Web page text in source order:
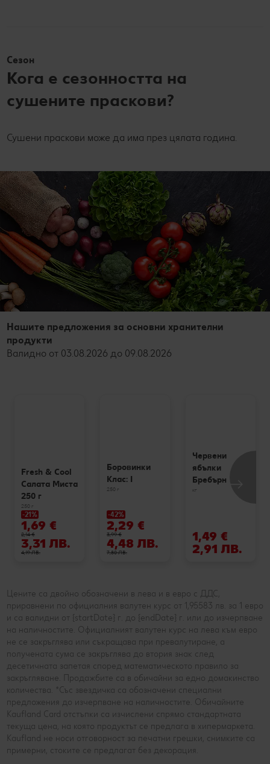
Сезон
Кога е сезонността на
сушените праскови?
Сушени праскови може да има през цялата година.
Нашите предложения за основни хранителни
продукти
Валидно от 03.08.2026 до 09.08.2026
Fresh & Cool
Салата Миста
250 г
250 г
-21%
1,69 €
2,14 €
3,31 ЛВ.
4,19 ЛВ.
Боровинки
Клас: I
250 г
-42%
2,29 €
3,99 €
4,48 ЛВ.
7,80 ЛВ.
Червени
ябълки
Бребърн
кг
1,49 €
2,91 ЛВ.
Цените са двойно обозначени в лева и в евро с ДДС,
приравнени по официалния валутен курс от 1,95583 лв. за 1 евро
и са валидни от {startDate} г. до {endDate} г. или до изчерпване
на наличностите. Официалният валутен курс на лева към евро
не се закръглява или съкращава при превалутиране, а
получената сума се закръглява до втория знак след
десетичната запетая според математическото правило за
закръгляване. Продажбите са в обичайни за едно домакинство
количества. *Със звездичка са обозначени специални
предложения до изчерпване на наличностите. Обичайните
Kaufland Card отстъпки са изчислени спрямо стандартната
текуща цена, на която продуктът се предлага в хипермаркета.
Kaufland не носи отговорност за печатни грешки, снимките са
примерни, стоките се предлагат без декорация.